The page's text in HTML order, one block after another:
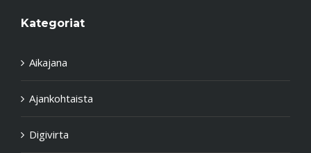
Kategoriat
Aikajana
Ajankohtaista
Digivirta